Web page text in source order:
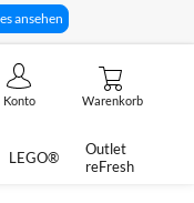
ansehen
Unterstützung
Konto Warenkorb
LEGO®
Outlet
reFresh